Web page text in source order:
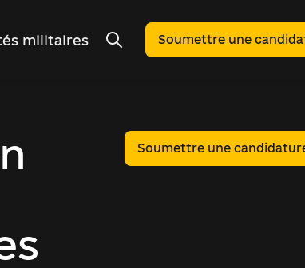
militaires Soumettre une
Soumettre une